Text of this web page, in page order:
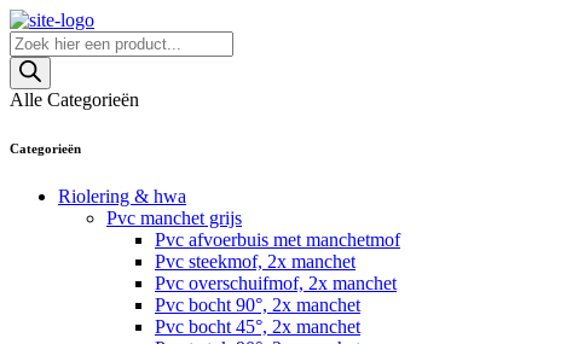
Skip
to
content
Producten
zoeken
Alle Categorieën
Categorieën
Riolering & hwa
Pvc manchet grijs
Pvc afvoerbuis met manchetmof
Pvc steekmof, 2x manchet
Pvc overschuifmof, 2x manchet
Pvc bocht 90°, 2x manchet
Pvc bocht 45°, 2x manchet